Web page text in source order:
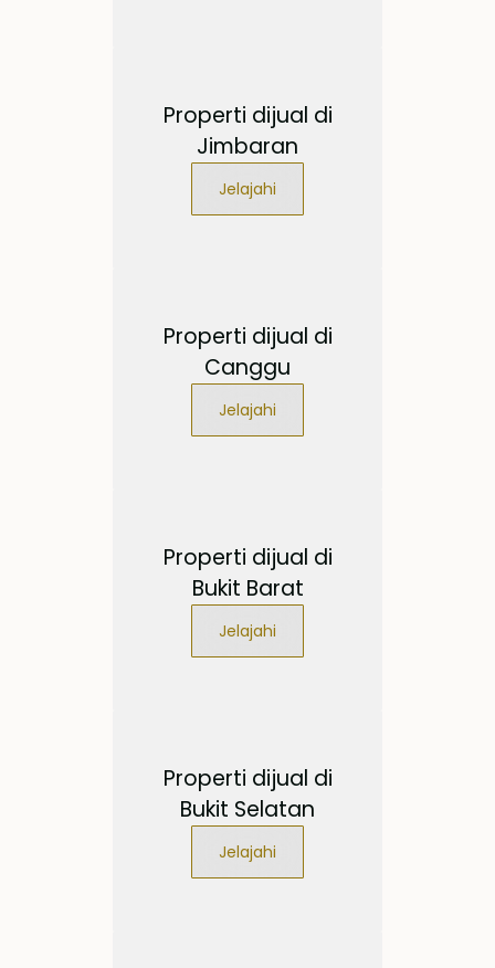
Properti dijual di
Jimbaran
Jelajahi
Properti dijual di
Canggu
Jelajahi
Properti dijual di
Bukit Barat
Jelajahi
Properti dijual di
Bukit Selatan
Jelajahi